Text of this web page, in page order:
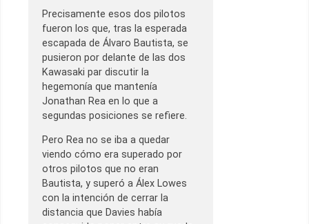
Precisamente esos dos pilotos
fueron los que, tras la esperada
escapada de Álvaro Bautista, se
pusieron por delante de las dos
Kawasaki par discutir la
hegemonía que mantenía
Jonathan Rea en lo que a
segundas posiciones se refiere.
Pero Rea no se iba a quedar
viendo cómo era superado por
otros pilotos que no eran
Bautista, y superó a Álex Lowes
con la intención de cerrar la
distancia que Davies había